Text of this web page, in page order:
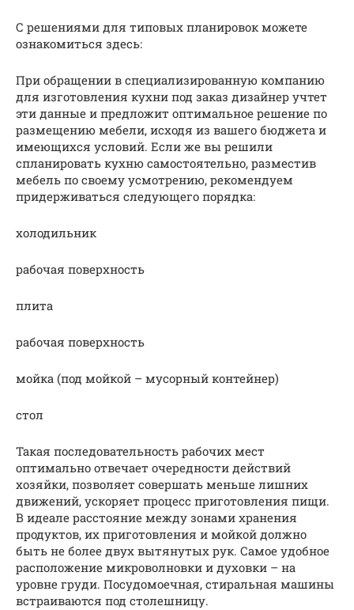
С решениями для типовых планировок можете
ознакомиться здесь:
При обращении в специализированную компанию
для изготовления кухни под заказ дизайнер учтет
эти данные и предложит оптимальное решение по
размещению мебели, исходя из вашего бюджета и
имеющихся условий. Если же вы решили
спланировать кухню самостоятельно, разместив
мебель по своему усмотрению, рекомендуем
придерживаться следующего порядка:
холодильник
рабочая поверхность
плита
рабочая поверхность
мойка (под мойкой – мусорный контейнер)
стол
Такая последовательность рабочих мест
оптимально отвечает очередности действий
хозяйки, позволяет совершать меньше лишних
движений, ускоряет процесс приготовления пищи.
В идеале расстояние между зонами хранения
продуктов, их приготовления и мойкой должно
быть не более двух вытянутых рук. Самое удобное
расположение микроволновки и духовки – на
уровне груди. Посудомоечная, стиральная машины
встраиваются под столешницу.